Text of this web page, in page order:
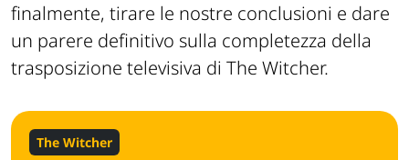
finalmente, tirare le nostre conclusioni e dare
un parere definitivo sulla completezza della
trasposizione televisiva di The Witcher.
The Witcher